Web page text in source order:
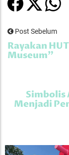
Post Sebelum
Rayakan
Museum"
Simbolis
Menjadi